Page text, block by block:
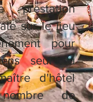
prestation
sur le lieu
pour
seul ou
d'hôtel
de